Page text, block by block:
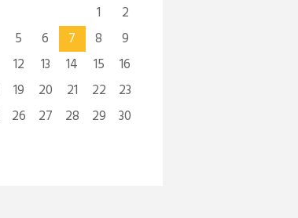
1
2
5 6 7 8
9
12 13 14 15
16
19 20 21 22
23
26 27 28 29
30